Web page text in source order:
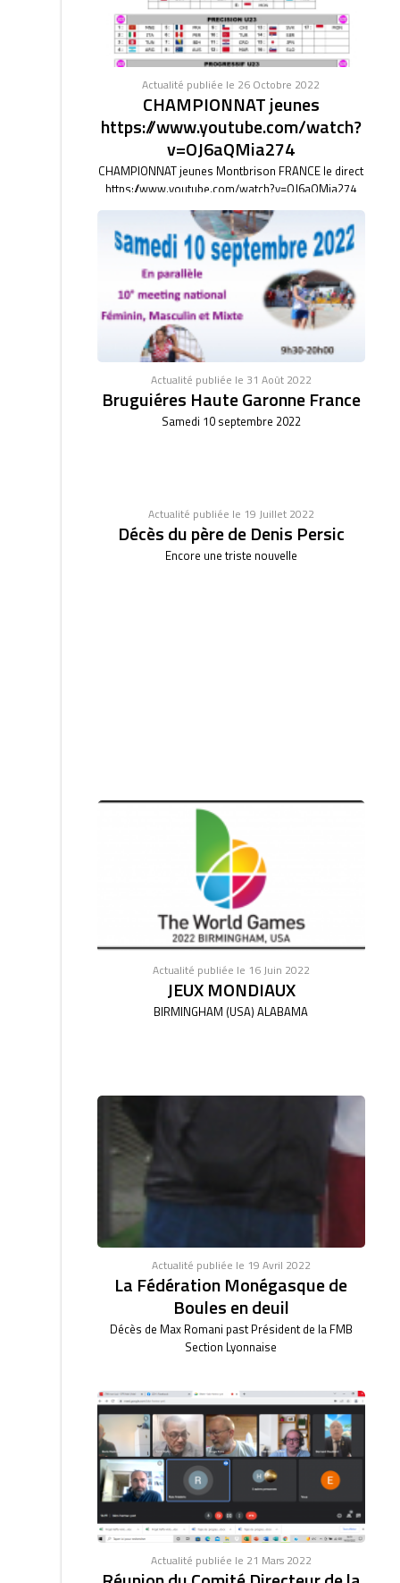
Actualité publiée le 26 Octobre 2022
CHAMPIONNAT jeunes
https://www.youtube.com/watch?
v=OJ6aQMia274
CHAMPIONNAT jeunes Montbrison FRANCE le direct
https://www.youtube.com/watch?v=OJ6aQMia274
Actualité publiée le 31 Août 2022
Bruguiéres Haute Garonne France
Samedi 10 septembre 2022
Actualité publiée le 19 Juillet 2022
Décès du père de Denis Persic
Encore une triste nouvelle
Actualité publiée le 16 Juin 2022
JEUX MONDIAUX
BIRMINGHAM (USA) ALABAMA
Actualité publiée le 19 Avril 2022
La Fédération Monégasque de
Boules en deuil
Décès de Max Romani past Président de la FMB
Section Lyonnaise
Actualité publiée le 21 Mars 2022